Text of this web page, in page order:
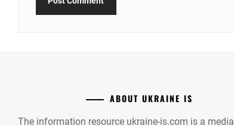
ABOUT UKRAINE IS
The information resource ukraine-is.com is a media